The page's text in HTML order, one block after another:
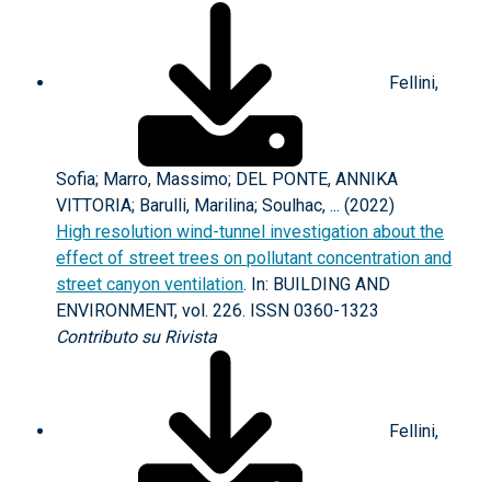
Fellini,
Sofia; Marro, Massimo; DEL PONTE, ANNIKA
VITTORIA; Barulli, Marilina; Soulhac, ... (2022)
High resolution wind-tunnel investigation about the
effect of street trees on pollutant concentration and
street canyon ventilation. In: BUILDING AND
ENVIRONMENT, vol. 226. ISSN 0360-1323
Contributo su Rivista
Fellini,